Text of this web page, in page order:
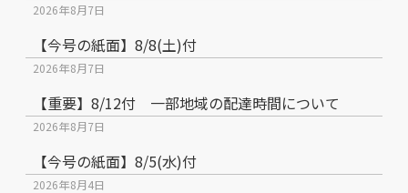
2026年8月7日
【今号の紙面】8/8(土)付
2026年8月7日
【重要】8/12付 一部地域の配達時間について
2026年8月7日
【今号の紙面】8/5(水)付
2026年8月4日